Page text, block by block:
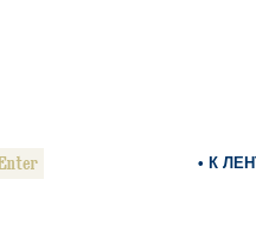
• К